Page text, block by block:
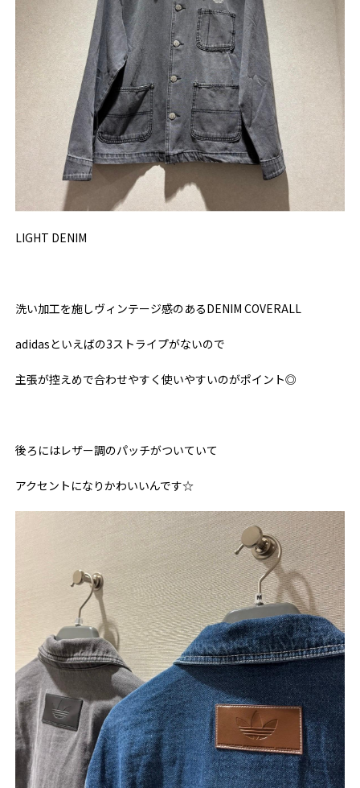
LIGHT DENIM
洗い加工を施しヴィンテージ感のあるDENIM COVERALL
adidasといえばの3ストライプがないので
主張が控えめで合わせやすく使いやすいのがポイント◎
後ろにはレザー調のパッチがついていて
アクセントになりかわいいんです☆